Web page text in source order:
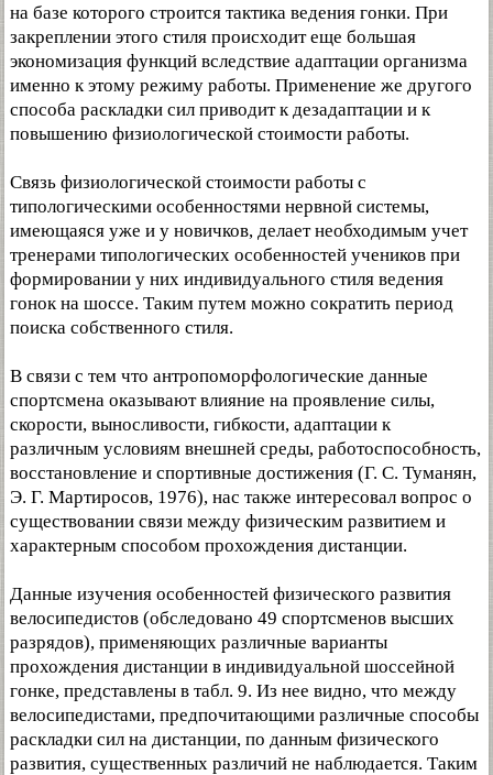
на базе которого строится тактика ведения гонки. При
закреплении этого стиля происходит еще большая
экономизация функций вследствие адаптации организма
именно к этому режиму работы. Применение же другого
способа раскладки сил приводит к дезадаптации и к
повышению физиологической стоимости работы.
Связь физиологической стоимости работы с
типологическими особенностями нервной системы,
имеющаяся уже и у новичков, делает необходимым учет
тренерами типологических особенностей учеников при
формировании у них индивидуального стиля ведения
гонок на шоссе. Таким путем можно сократить период
поиска собственного стиля.
В связи с тем что антропоморфологические данные
спортсмена оказывают влияние на проявление силы,
скорости, выносливости, гибкости, адаптации к
различным условиям внешней среды, работоспособность,
восстановление и спортивные достижения (Г. С. Туманян,
Э. Г. Мартиросов, 1976), нас также интересовал вопрос о
существовании связи между физическим развитием и
характерным способом прохождения дистанции.
Данные изучения особенностей физического развития
велосипедистов (обследовано 49 спортсменов высших
разрядов), применяющих различные варианты
прохождения дистанции в индивидуальной шоссейной
гонке, представлены в табл. 9. Из нее видно, что между
велосипедистами, предпочитающими различные способы
раскладки сил на дистанции, по данным физического
развития, существенных различий не наблюдается. Таким